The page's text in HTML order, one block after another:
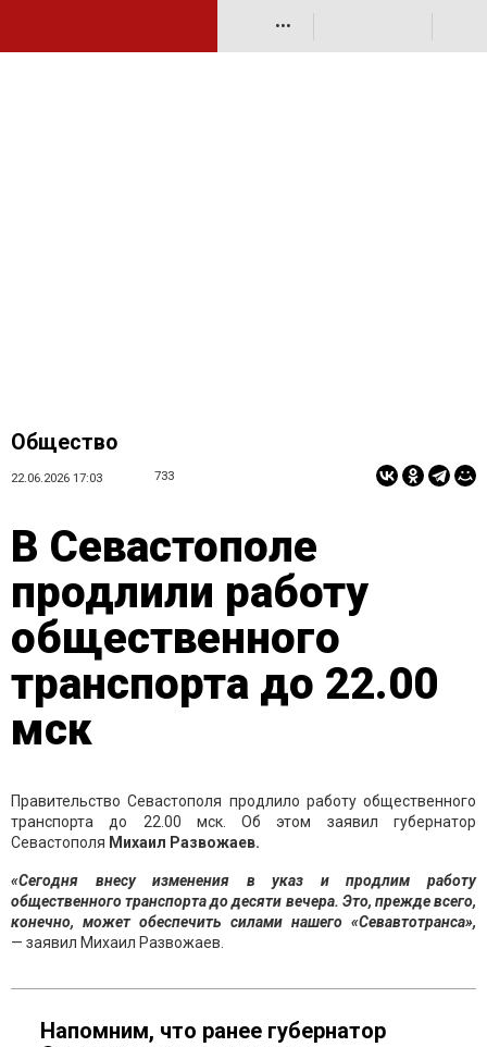
•••
Общество
22.06.2026 17:03 733
В Севастополе
продлили работу
общественного
транспорта до 22.00
мск
Правительство Севастополя продлило работу общественного
транспорта до 22.00 мск. Об этом заявил губернатор
Севастополя Михаил Развожаев.
«Сегодня внесу изменения в указ и продлим работу
общественного транспорта до десяти вечера. Это, прежде всего,
конечно, может обеспечить силами нашего «Севавтотранса»,
— заявил Михаил Развожаев.
Напомним, что ранее губернатор